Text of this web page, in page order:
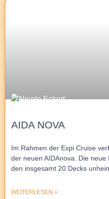
AIDA NOVA
Im Rahmen der Expi Cruise
der neuen AIDAnova. Die
den insgesamt 20 Decks
WEITERLESEN »